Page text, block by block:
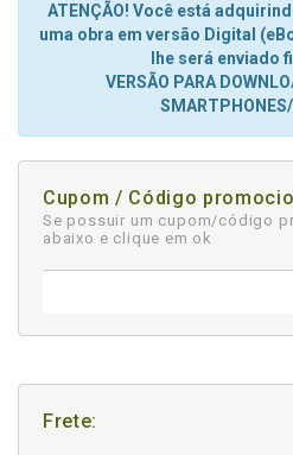
ATENÇÃO! Você está
uma obra em versão Digital
lhe será enviado
VERSÃO PARA
Cupom / Código
Se possuir um cupom/código
abaixo e clique em ok
Frete: